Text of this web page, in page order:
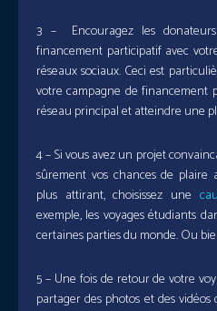
3 – Encouragez les
financement participatif avec
réseaux sociaux. Ceci est
votre campagne de financement
réseau principal et atteindre une
4 – Si vous avez un projet
sûrement vos chances de plaire
plus attirant, choisissez une
exemple, les voyages étudiants
certaines parties du monde. Ou
5 – Une fois de retour de votre
partager des photos et des